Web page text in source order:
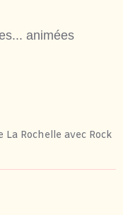
animées
Rochelle avec Rock